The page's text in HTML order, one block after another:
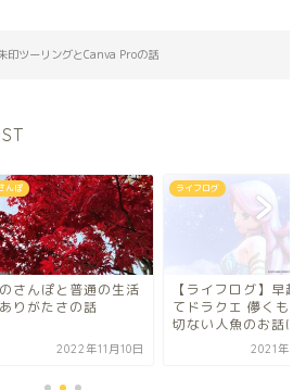
印ツーリングとCanva Proの話
んぽ
さんぽと普通の生活
りがたさの話
2022年11月10日
ライフログ
【ライフログ】早起
てドラクエ 儚くも
切ない人魚のお話に
2021年6